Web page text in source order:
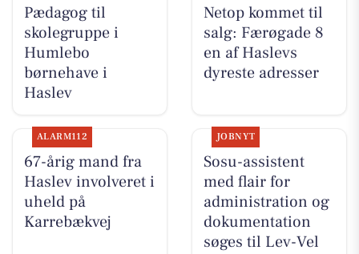
Pædagog til
skolegruppe i
Humlebo
børnehave i
Haslev
Netop kommet til
salg: Færøgade 8
en af Haslevs
dyreste adresser
ALARM112
67-årig mand fra
Haslev involveret i
uheld på
Karrebækvej
JOBNYT
Sosu-assistent
med flair for
administration og
dokumentation
søges til Lev-Vel